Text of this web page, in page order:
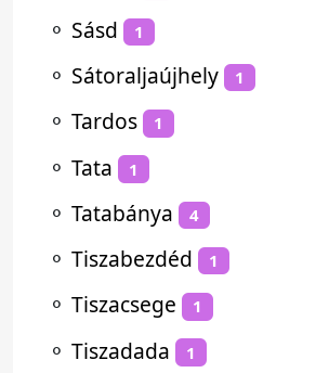
⚬ Sásd 1
⚬ Sátoraljaújhely 1
⚬ Tardos 1
⚬ Tata 1
⚬ Tatabánya 4
⚬ Tiszabezdéd 1
⚬ Tiszacsege 1
⚬ Tiszadada 1